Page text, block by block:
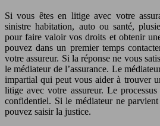
Si vous êtes en litige avec votre
sinistre habitation, auto ou santé,
pour faire valoir vos droits et obtenir
pouvez dans un premier temps
votre assureur. Si la réponse ne vous
le médiateur de l’assurance. Le
impartial qui peut vous aider à trouver
litige avec votre assureur. Le
confidentiel. Si le médiateur ne
pouvez saisir la justice.